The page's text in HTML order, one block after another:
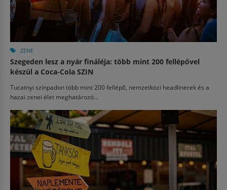
ZENE
Szegeden lesz a nyár fináléja: több mint 200 fellépővel
készül a Coca-Cola SZIN
Tucatnyi színpadon több mint 200 fellépő, nemzetközi headlinerek és a
hazai zenei élet meghatározó...